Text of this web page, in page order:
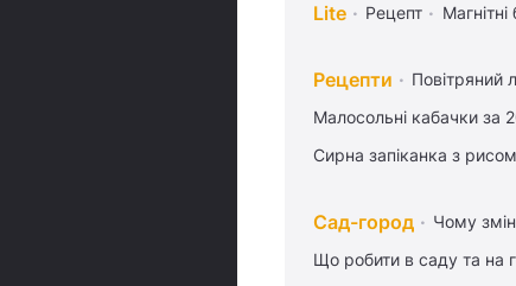
Lite Рецепт Магнітні
Рецепти Повітряний
Малосольні кабачки за
Сирна запіканка з рисом
Сад-город Чому
Що робити в саду та на